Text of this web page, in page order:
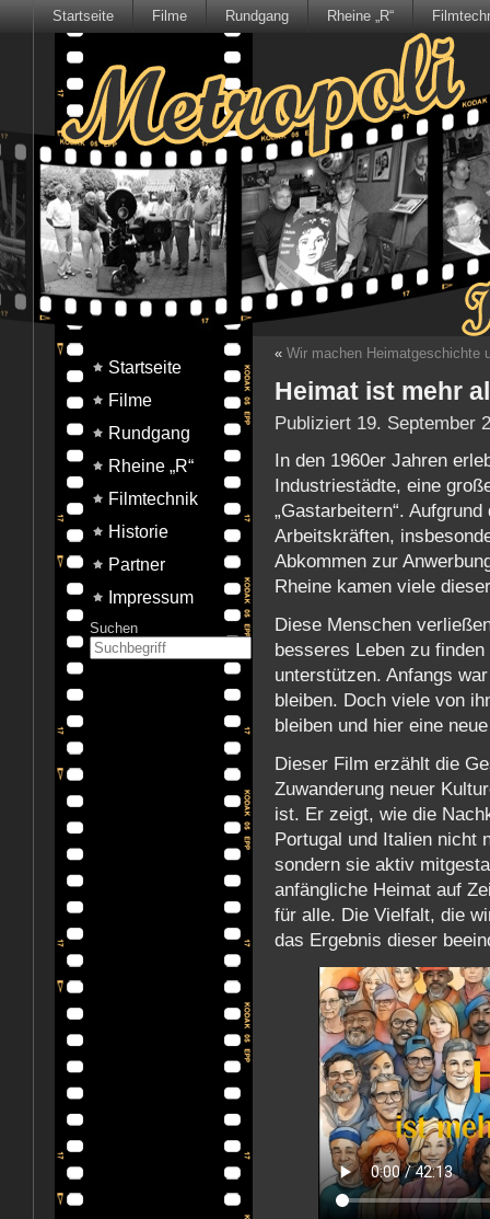
Startseite Filme Rundgang Rheine „R“
Startseite
Filme
Rundgang
Rheine „R“
Filmtechnik
Historie
Partner
Impressum
Suchen
« Wir machen Heimatgeschichte
Heimat ist mehr
Publiziert 19. September
In den 1960er Jahren
Industriestädte, eine
„Gastarbeitern“.
Arbeitskräften,
Abkommen zur
Rheine kamen viele
Diese Menschen
besseres Leben zu
unterstützen. Anfangs
bleiben. Doch viele von
bleiben und hier eine
Dieser Film erzählt die
Zuwanderung neuer
ist. Er zeigt, wie die
Portugal und Italien nicht
sondern sie aktiv
anfängliche Heimat auf
für alle. Die Vielfalt, die
das Ergebnis dieser